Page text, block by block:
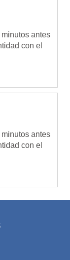
antes
con el
para rendir
para
antes
con el
para rendir
para
-